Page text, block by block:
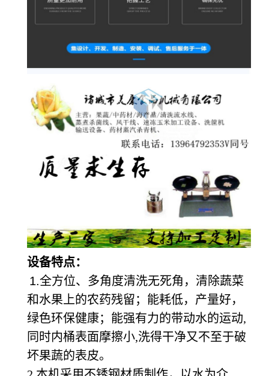
设备特点：
1.全方位、多角度清洗无死角，清除蔬菜
和水果上的农药残留；能耗低，产量好，
绿色环保健康；能强有力的带动水的运动,
同时内桶表面摩擦小,洗得干净又不至于破
坏果蔬的表皮。